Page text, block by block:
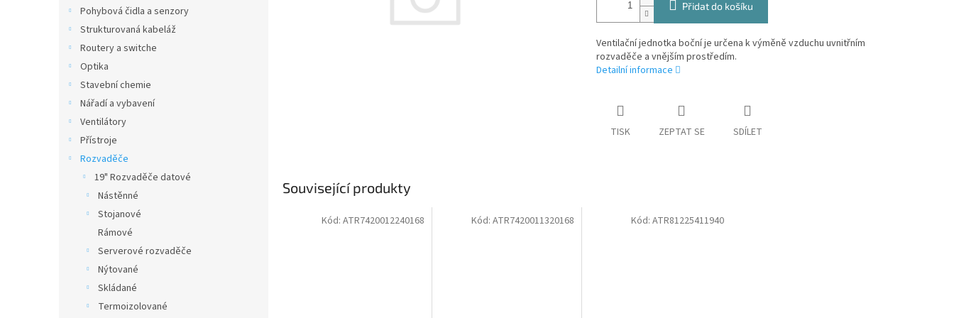
Pohybová čidla a senzory
Strukturovaná kabeláž
Routery a switche
Optika
Stavební chemie
Nářadí a vybavení
Ventilátory
Přístroje
Rozvaděče
19" Rozvaděče datové
Nástěnné
Stojanové
Rámové
Serverové rozvaděče
Nýtované
Skládané
Termoizolované
Přidat do košíku
Ventilační jednotka boční je určena k výměně vzduchu uvnitřním
rozvaděče a vnějším prostředím.
Detailní informace
TISK ZEPTAT SE SDÍLET
Související produkty
Kód: ATR7420012240168 Kód: ATR7420011320168 Kód:ATR81225411940